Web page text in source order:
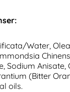
Water,
Sodium
(Bitter
oils.